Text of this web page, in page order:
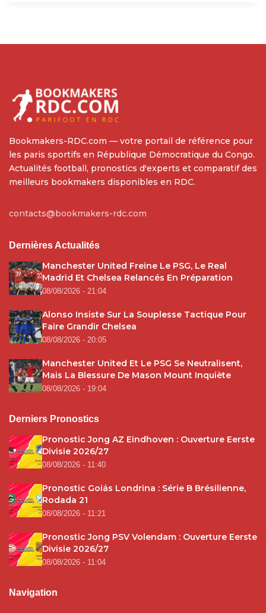
Bookmakers-RDC.com — votre portail de référence pour
les paris sportifs en République Démocratique du Congo.
Actualités football, pronostics d'experts et comparatif des
meilleurs bookmakers disponibles en RDC.
contacts@bookmakers-rdc.com
Dernières Actualités
Manchester United Freine Le PSG, Le Real
Madrid Et Chelsea Relancés En Préparation
08/08/2026 - 21:04
Alonso Insiste Sur La Souplesse Tactique Pour
Faire Grandir Chelsea
08/08/2026 - 20:05
Manchester United Et Le PSG Se Neutralisent,
Mais La Blessure De Mason Mount Inquiète
08/08/2026 - 19:04
Derniers Pronostics
Pronostic Jong AZ Eindhoven : Ouverture Eerste
Divisie 2026/27
08/08/2026 - 11:40
Pronostic Goiás Londrina : Série B Brésilienne,
Rodada 21
08/08/2026 - 11:21
Pronostic Jong PSV Volendam : Ouverture Eerste
Divisie 2026/27
08/08/2026 - 11:04
Navigation